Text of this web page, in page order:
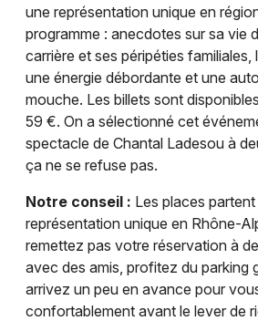
une représentation unique en
programme : anecdotes sur sa vie
carrière et ses péripéties
une énergie débordante et une
mouche. Les billets sont
59 €. On a sélectionné cet
spectacle de Chantal Ladesou à
ça ne se refuse pas.
Notre conseil : Les places
représentation unique en Rhône-
remettez pas votre réservation à
avec des amis, profitez du parking
arrivez un peu en avance pour
confortablement avant le lever de